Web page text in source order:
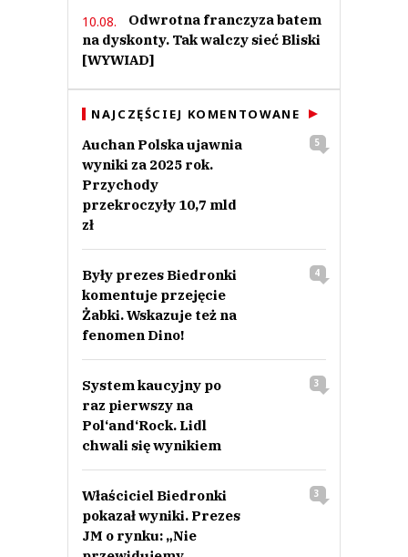
10.08.
Odwrotna franczyza batem
na dyskonty. Tak walczy sieć Bliski
[WYWIAD]
NAJCZĘŚCIEJ KOMENTOWANE
Auchan Polska ujawnia
wyniki za 2025 rok.
Przychody
przekroczyły 10,7 mld
zł
5
Były prezes Biedronki
komentuje przejęcie
Żabki. Wskazuje też na
fenomen Dino!
4
System kaucyjny po
raz pierwszy na
Pol‘and‘Rock. Lidl
chwali się wynikiem
3
Właściciel Biedronki
pokazał wyniki. Prezes
JM o rynku: „Nie
3